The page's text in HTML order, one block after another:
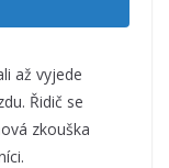
až vyjede
Řidič se
zkouška